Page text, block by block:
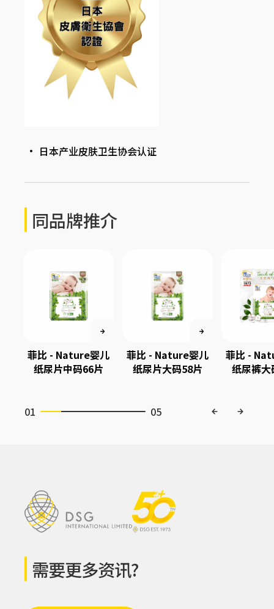
日本产业皮肤卫生协会认证
同品牌推介
菲比 - Nature婴儿
纸尿片中码66片
菲比 - Nature婴儿
纸尿片大码58片
菲比 -
纸尿裤
01 05
需要更多资讯?